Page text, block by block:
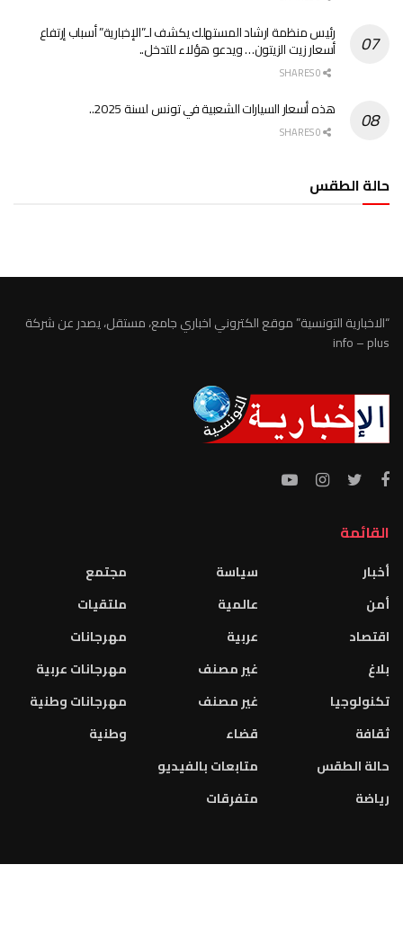
رئيس منظمة ارشاد المستهلك يكشف لـ”الإخبارية” أسباب إرتفاع
أسعار زيت الزيتون… ويدعو هؤلاء للتدخل..
هذه أسعار السيارات الشعبية في تونس لسنة 2025..
حالة الطقس
“الاخبارية التونسية” موقع الكتروني اخباري جامع، مستقل، يصدر عن شركة
info – plus
القائمة
أخبار
أمن
اقتصاد
بلاغ
تكنولوجيا
ثقافة
حالة الطقس
رياضة
سياسة
عالمية
عربية
غير مصنف
غير مصنف
قضاء
متابعات بالفيديو
متفرقات
مجتمع
ملتقيات
مهرجانات
مهرجانات عربية
مهرجانات وطنية
وطنية